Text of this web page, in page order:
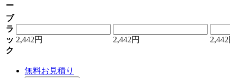
ー
ブ
ラ
ッ
ク
2,442円 2,442円
無料お見積り